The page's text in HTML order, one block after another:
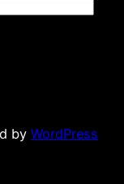
by WordPress